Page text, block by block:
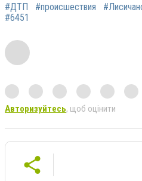
#ДТП #происшествия
#6451
Авторизуйтесь, щоб оцінити